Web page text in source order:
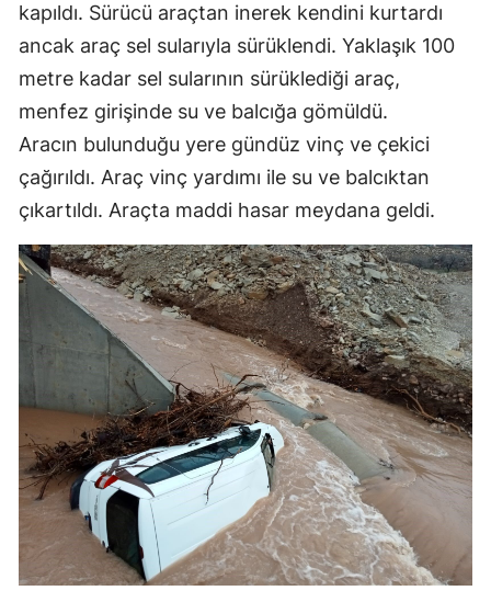
kapıldı. Sürücü araçtan inerek kendini kurtardı
ancak araç sel sularıyla sürüklendi. Yaklaşık 100
metre kadar sel sularının sürüklediği araç,
menfez girişinde su ve balcığa gömüldü.
Aracın bulunduğu yere gündüz vinç ve çekici
çağırıldı. Araç vinç yardımı ile su ve balcıktan
çıkartıldı. Araçta maddi hasar meydana geldi.